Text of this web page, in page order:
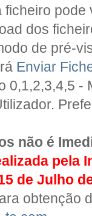
dos
de pré-
Enviar
0,1,2,3,4,5 -
não é
pela
de Julho
obtenção